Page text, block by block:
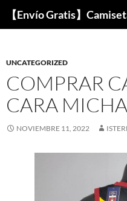
Buscar
UNCATEGORIZED
COMPRAR
CARA
NOVIEMBRE 11, 2022